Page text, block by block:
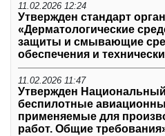
11.02.2026 12:24
Утвержден стандарт
«Дерматологические
защиты и смывающие
обеспечения и
11.02.2026 11:47
Утвержден
беспилотные
применяемые для
работ. Общие